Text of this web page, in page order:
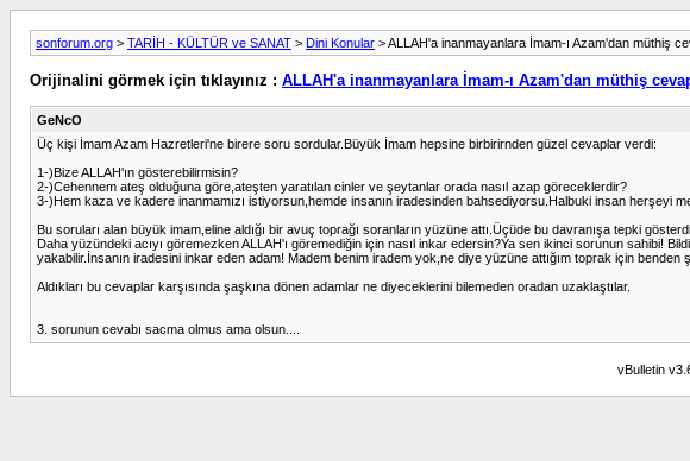
sonforum.org > TARİH - KÜLTÜR ve SANAT > Dini Konular > ALLAH'a inanmayanlara İmam-ı Azam'dan müthiş
Orijinalini görmek için tıklayınız : ALLAH'a inanmayanlara İmam-ı Azam'dan müthiş
GeNcO
Üç kişi İmam Azam Hazretleri'ne birere soru sordular.Büyük İmam hepsine birbirirnden güzel cevaplar verdi:
1-)Bize ALLAH'ın gösterebilirmisin?
2-)Cehennem ateş olduğuna göre,ateşten yaratılan cinler ve şeytanlar orada nasıl azap göreceklerdir?
3-)Hem kaza ve kadere inanmamızı istiyorsun,hemde insanın iradesinden bahsediyorsu.Halbuki insan herşeyi
Bu soruları alan büyük imam,eline aldığı bir avuç toprağı soranların yüzüne attı.Üçüde bu davranışa tepki
Daha yüzündeki acıyı göremezken ALLAH'ı göremediğin için nasıl inkar edersin?Ya sen ikinci sorunun sahibi!
yakabilir.İnsanın iradesini inkar eden adam! Madem benim iradem yok,ne diye yüzüne attığım toprak için benden
Aldıkları bu cevaplar karşısında şaşkına dönen adamlar ne diyeceklerini bilemeden oradan uzaklaştılar.
3. sorunun cevabı sacma olmus ama olsun....
vBulletin